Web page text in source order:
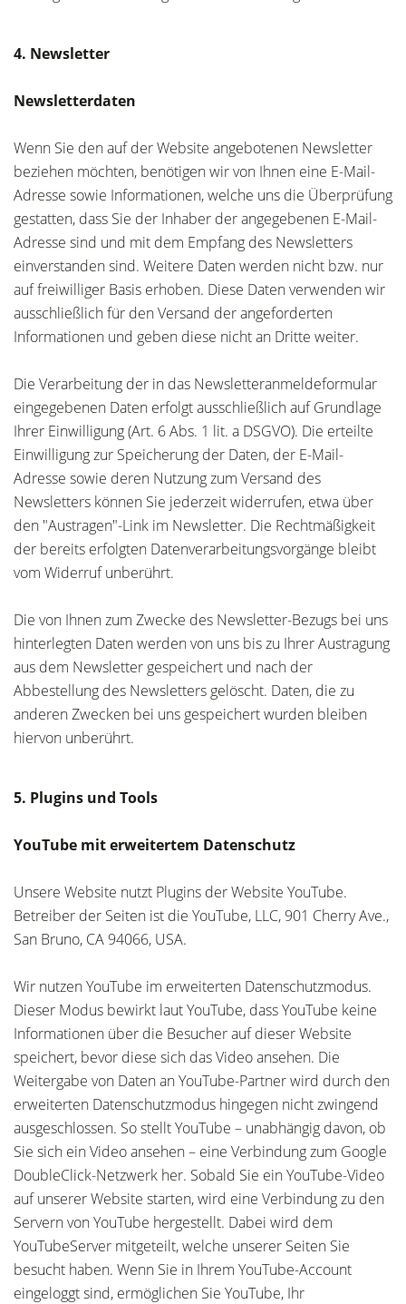
4. Newsletter
Newsletterdaten
Wenn Sie den auf der Website angebotenen Newsletter
beziehen möchten, benötigen wir von Ihnen eine E-Mail-
Adresse sowie Informationen, welche uns die Überprüfung
gestatten, dass Sie der Inhaber der angegebenen E-Mail-
Adresse sind und mit dem Empfang des Newsletters
einverstanden sind. Weitere Daten werden nicht bzw. nur
auf freiwilliger Basis erhoben. Diese Daten verwenden wir
ausschließlich für den Versand der angeforderten
Informationen und geben diese nicht an Dritte weiter.
Die Verarbeitung der in das Newsletteranmeldeformular
eingegebenen Daten erfolgt ausschließlich auf Grundlage
Ihrer Einwilligung (Art. 6 Abs. 1 lit. a DSGVO). Die erteilte
Einwilligung zur Speicherung der Daten, der E-Mail-
Adresse sowie deren Nutzung zum Versand des
Newsletters können Sie jederzeit widerrufen, etwa über
den "Austragen"-Link im Newsletter. Die Rechtmäßigkeit
der bereits erfolgten Datenverarbeitungsvorgänge bleibt
vom Widerruf unberührt.
Die von Ihnen zum Zwecke des Newsletter-Bezugs bei uns
hinterlegten Daten werden von uns bis zu Ihrer Austragung
aus dem Newsletter gespeichert und nach der
Abbestellung des Newsletters gelöscht. Daten, die zu
anderen Zwecken bei uns gespeichert wurden bleiben
hiervon unberührt.
5. Plugins und Tools
YouTube mit erweitertem Datenschutz
Unsere Website nutzt Plugins der Website YouTube.
Betreiber der Seiten ist die YouTube, LLC, 901 Cherry Ave.,
San Bruno, CA 94066, USA.
Wir nutzen YouTube im erweiterten Datenschutzmodus.
Dieser Modus bewirkt laut YouTube, dass YouTube keine
Informationen über die Besucher auf dieser Website
speichert, bevor diese sich das Video ansehen. Die
Weitergabe von Daten an YouTube-Partner wird durch den
erweiterten Datenschutzmodus hingegen nicht zwingend
ausgeschlossen. So stellt YouTube – unabhängig davon, ob
Sie sich ein Video ansehen – eine Verbindung zum Google
DoubleClick-Netzwerk her. Sobald Sie ein YouTube-Video
auf unserer Website starten, wird eine Verbindung zu den
Servern von YouTube hergestellt. Dabei wird dem
YouTubeServer mitgeteilt, welche unserer Seiten Sie
besucht haben. Wenn Sie in Ihrem YouTube-Account
eingeloggt sind, ermöglichen Sie YouTube, Ihr